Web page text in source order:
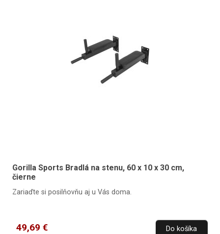
Gorilla Sports Bradlá na stenu, 60 x 10 x 30 cm,
čierne
Zariaďte si posilňovňu aj u Vás doma.
49,69 € Do košíka